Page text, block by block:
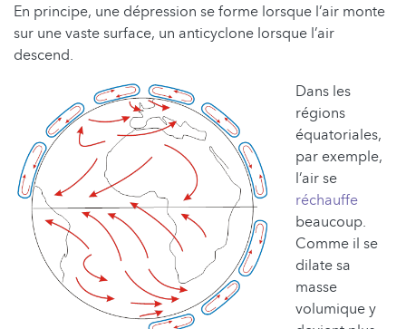
En principe, une dépression se forme lorsque l’air monte
sur une vaste surface, un anticyclone lorsque l’air
descend.
Dans les
régions
équatoriales,
par exemple,
l’air se
réchauffe
beaucoup.
Comme il se
dilate sa
masse
volumique y